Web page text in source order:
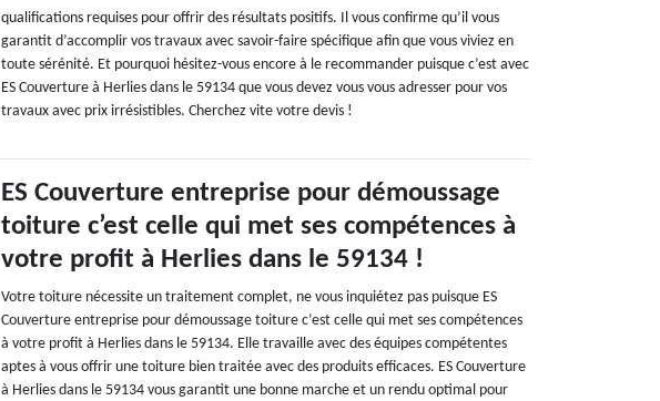
qualifications requises pour offrir des résultats positifs. Il vous confirme qu’il vous
garantit d’accomplir vos travaux avec savoir-faire spécifique afin que vous viviez en
toute sérénité. Et pourquoi hésitez-vous encore à le recommander puisque c’est avec
ES Couverture à Herlies dans le 59134 que vous devez vous vous adresser pour vos
travaux avec prix irrésistibles. Cherchez vite votre devis !
ES Couverture entreprise pour démoussage
toiture c’est celle qui met ses compétences à
votre profit à Herlies dans le 59134 !
Votre toiture nécessite un traitement complet, ne vous inquiétez pas puisque ES
Couverture entreprise pour démoussage toiture c’est celle qui met ses compétences
à votre profit à Herlies dans le 59134. Elle travaille avec des équipes compétentes
aptes à vous offrir une toiture bien traitée avec des produits efficaces. ES Couverture
à Herlies dans le 59134 vous garantit une bonne marche et un rendu optimal pour